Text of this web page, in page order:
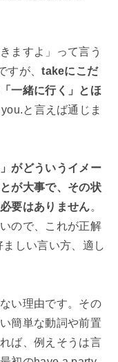
ますよ」って言う
すが、takeにこだ
一緒に行く」とほ
と言えば通じま
がどういうイメー
が大事で、その状
要はありません。
ので、これが正解
しい言い方、適し
い理由です。その
簡単な動詞や前置
ば、例えそうは言